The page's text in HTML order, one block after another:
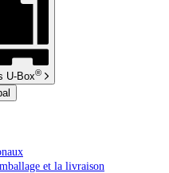
U-Box®
et la livraison